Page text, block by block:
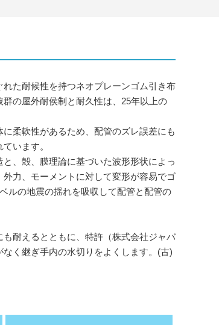
た耐候性を持つネオプレーンゴム引き布
の屋外耐侯制と耐久性は、25年以上の
柔軟性があるため、配管のズレ誤差にも
います。
、殻、膜理論に基づいた波形形状によっ
力、モーメントに対して変形が容易でゴ
ルの地震の揺れを吸収して配管と配管の
耐えるとともに、特許（株式会社ジャバ
く継ぎ手内の水切りをよくします。(古)